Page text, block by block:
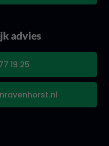
advies
19 25